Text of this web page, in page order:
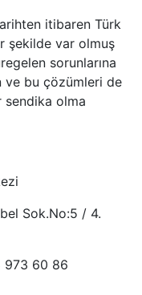
itibaren Türk
şekilde var olmuş
sorunlarına
ve bu çözümleri de
sendika olma
Sok.No:5 / 4.
973 60 86